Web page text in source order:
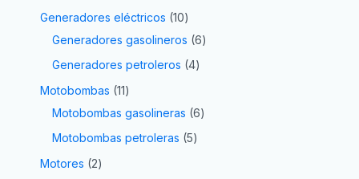
Generadores eléctricos 10
Generadores gasolineros 6
Generadores petroleros 4
Motobombas 11
Motobombas gasolineras 6
Motobombas petroleras 5
Motores
2